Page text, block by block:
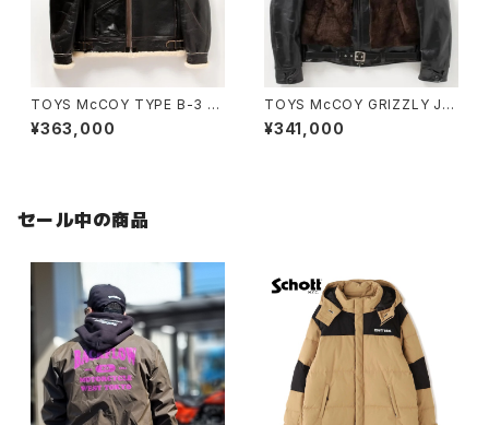
TOYS McCOY TYPE B-3 R
WA CLOTHING CO.BLACK
VER.
¥363,000
TOYS McCOY GRIZZLY JA
CKET
¥341,000
セール中の商品